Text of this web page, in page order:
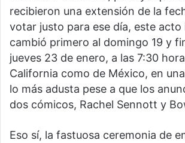
recibieron una extensión de la
votar justo para ese día, este
cambió primero al domingo 19 y
jueves 23 de enero, a las 7:30
California como de México, en
lo más adusta pese a que los
dos cómicos, Rachel Sennott y
Eso sí, la fastuosa ceremonia de